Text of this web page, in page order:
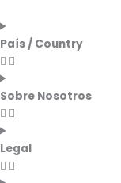
País / Country
Sobre Nosotros
Legal